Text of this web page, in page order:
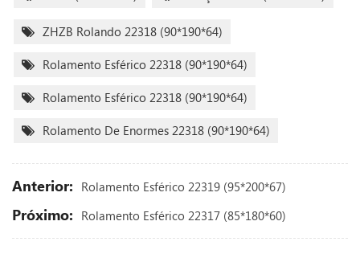
ZHZB Rolando 22318 (90*190*64)
Rolamento Esférico 22318 (90*190*64)
Rolamento Esférico 22318 (90*190*64)
Rolamento De Enormes 22318 (90*190*64)
Anterior: Rolamento Esférico 22319 (95*200*67)
Próximo: Rolamento Esférico 22317 (85*180*60)